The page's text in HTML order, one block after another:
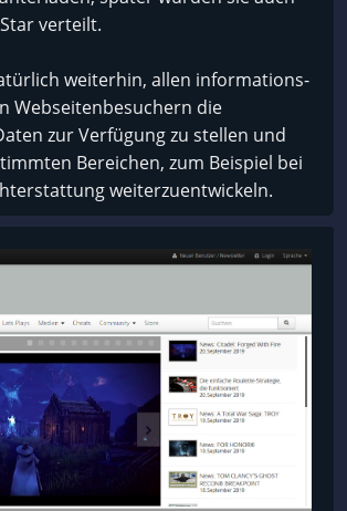
verteilt.
weiterhin, allen informations-
Webseitenbesuchern die
zur Verfügung zu stellen und
Bereichen, zum Beispiel bei
weiterzuentwickeln.